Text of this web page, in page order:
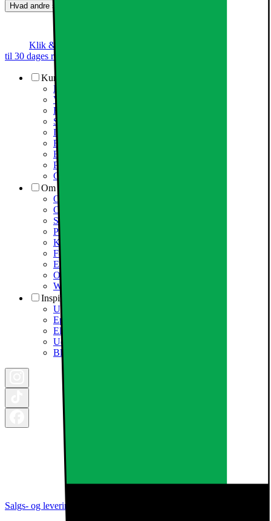
Hvad andre synes (0)
Klik & Hent
til 30 dages returret
Kundeservice
Kundeservice
Varehuse / åbningstider
Elgigantens kundefordele
Services
Information om spam/phishing-emails og SMS
Fortrydelsesret
Elgigantens privatlivspolitik
Partner
Cookiepolitik
Om Elgiganten
Om Elkjøp Nordic
Om Elgiganten
Samfundsansvar
Presseinformation
Karriere i Elgiganten
Fødevarestyrelsen smiley
Elgigantens Kundeklub
Om Elgiganten Erhverv
Whistleblowing i organisationen
Inspiration
Ugens tilbud - og andre gode priser
Epoq køkken & bryggers
Elgigantens Magasin
Udsalg
Black Friday 2026
Salgs- og leveringsbetingelser